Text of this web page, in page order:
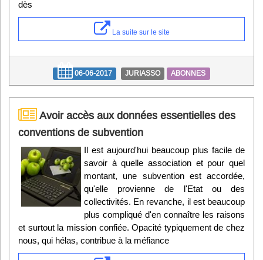
dès
La suite sur le site
06-06-2017 JURIASSO ABONNES
Avoir accès aux données essentielles des
conventions de subvention
Il est aujourd'hui beaucoup plus facile de
savoir à quelle association et pour quel
montant, une subvention est accordée,
qu'elle provienne de l'Etat ou des
collectivités. En revanche, il est beaucoup
plus compliqué d'en connaître les raisons
et surtout la mission confiée. Opacité typiquement de chez
nous, qui hélas, contribue à la méfiance